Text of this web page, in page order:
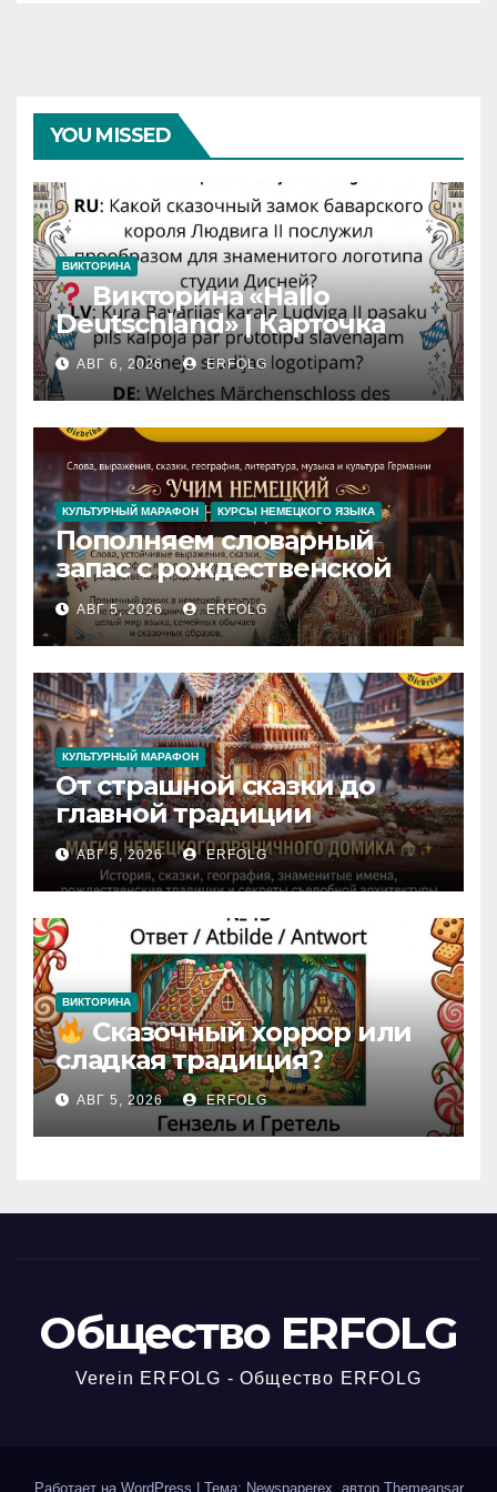
YOU MISSED
ВИКТОРИНА
Викторина «Hallo
Deutschland» | Карточка
№46
Замок вдохновения
Iedvesmas pils / Schloss der
Inspiration
АВГ 6, 2026 ERFOLG
КУЛЬТУРНЫЙ МАРАФОН КУРСЫ НЕМЕЦКОГО ЯЗЫКА
Пополняем словарный
запас с рождественской
сказкой! Учим немецкий
вместе с Lebkuchenhaus
АВГ 5, 2026 ERFOLG
КУЛЬТУРНЫЙ МАРАФОН
От страшной сказки до
главной традиции
Рождества: секреты
немецкого пряничного
домика!
АВГ 5, 2026 ERFOLG
ВИКТОРИНА
Сказочный хоррор или
сладкая традиция?
Открываем секреты
вчерашней викторины!
АВГ 5, 2026 ERFOLG
Общество ERFOLG
Verein ERFOLG - Общество ERFOLG
Работает на WordPress Тема: Newspaperex, автор Themeansar